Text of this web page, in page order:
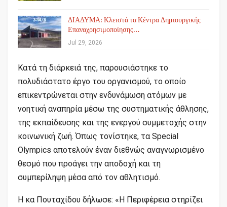
ΔΙΑΔΥΜΑ: Κλειστά τα Κέντρα Δημιουργικής
Επαναχρησιμοποίησης…
Jul 29, 2026
Κατά τη διάρκειά της, παρουσιάστηκε το
πολυδιάστατο έργο του οργανισμού, το οποίο
επικεντρώνεται στην ενδυνάμωση ατόμων με
νοητική αναπηρία μέσω της συστηματικής άθλησης,
της εκπαίδευσης και της ενεργού συμμετοχής στην
κοινωνική ζωή. Όπως τονίστηκε, τα Special
Olympics αποτελούν έναν διεθνώς αναγνωρισμένο
θεσμό που προάγει την αποδοχή και τη
συμπερίληψη μέσα από τον αθλητισμό.
Η κα Πουταχίδου δήλωσε: «Η Περιφέρεια στηρίζει